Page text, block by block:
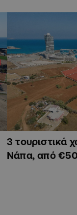
3 τουριστικά
Νάπα, από